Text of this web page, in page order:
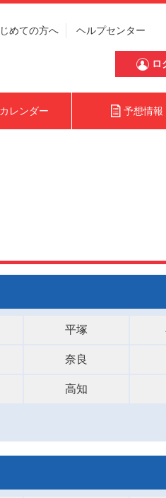
めての方へ ヘルプセンター
ロ
レンダー 予想情報
平塚
奈良
高知